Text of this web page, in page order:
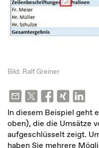
Bild: Ralf Greiner
In diesem Beispiel geht
oben), die die Umsätze
aufgeschlüsselt zeigt.
haben Sie mehrere